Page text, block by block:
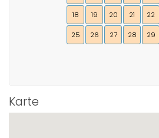
18 19 20 21 22
25 26 27 28 29
Karte